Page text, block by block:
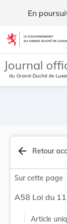
En
Aller au contenu
Journal
du Grand-Duché de
arrow_back Retour
Sur cette page
Article